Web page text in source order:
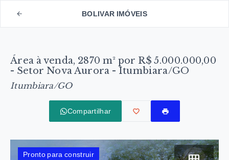
BOLIVAR IMÓVEIS
Área à venda, 2870 m² por R$ 5.000.000,00
- Setor Nova Aurora - Itumbiara/GO
Itumbiara/GO
Compartilhar
Pronto para construir